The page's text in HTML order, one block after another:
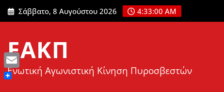
Μετάβαση
στο
Σάββατο, 8 Αυγούστου 2026 4:33:01 AM
ΕΑΚΠ
Ενωτική Αγωνιστική Κίνηση Πυροσβεστών
Email